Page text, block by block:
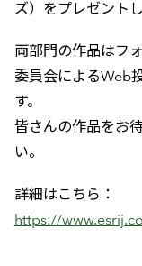
ズ）をプレゼントし
両部門の作品はフ
委員会によるWeb
す。
皆さんの作品をお
い。
詳細はこちら：
https://